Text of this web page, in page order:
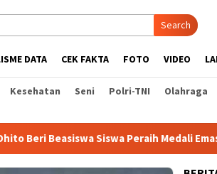
Search
DATA CEK FAKTA FOTO VIDEO
Kesehatan Seni Polri-TNI
Olahraga
Siswa Peraih Medali Emas LKS Nasional